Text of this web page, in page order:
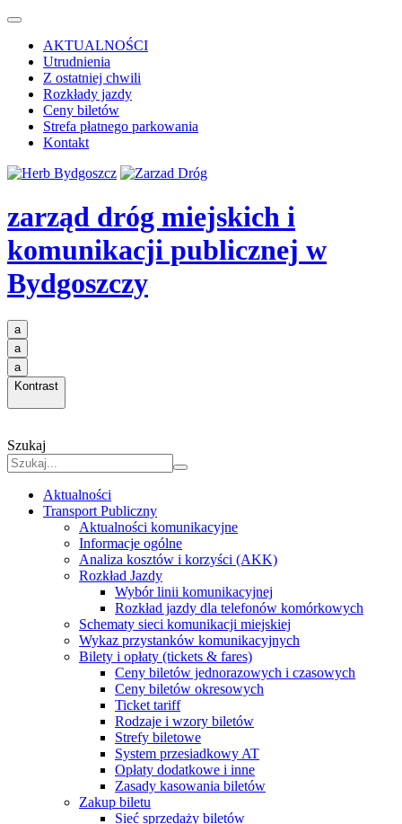
AKTUALNOŚCI
Utrudnienia
Z ostatniej chwili
Rozkłady jazdy
Ceny biletów
Strefa płatnego parkowania
Kontakt
zarząd dróg miejskich i
komunikacji publicznej w
Bydgoszczy
a
a
a
Kontrast
Szukaj
Aktualności
Transport Publiczny
Aktualności komunikacyjne
Informacje ogólne
Analiza kosztów i korzyści (AKK)
Rozkład Jazdy
Wybór linii komunikacyjnej
Rozkład jazdy dla telefonów komórkowych
Schematy sieci komunikacji miejskiej
Wykaz przystanków komunikacyjnych
Bilety i opłaty (tickets & fares)
Ceny biletów jednorazowych i czasowych
Ceny biletów okresowych
Ticket tariff
Rodzaje i wzory biletów
Strefy biletowe
System przesiadkowy AT
Opłaty dodatkowe i inne
Zasady kasowania biletów
Zakup biletu
Sieć sprzedaży biletów